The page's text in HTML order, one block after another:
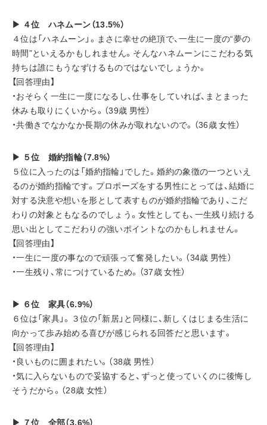
▶ ４位　ハネムーン（13.5%）
４位は「ハネムーン」。まさに幸せの絶頂で、一生に一度の“夢の
時間”といえるかもしれません。そんなハネムーンにこだわる気
持ちは誰にもうなずけるものではないでしょうか。
【回答理由】
・おそらく一生に一度になるし、仕事をしていれば、まとまった
休みも取りにくいから。（39歳 男性）
・共働きでなかなか長期の休みが取れないので。（36歳 女性）
▶ ５位　婚約指輪（7.8%）
５位に入ったのは「婚約指輪」でした。婚約の象徴の一つといえ
るのが婚約指輪です。プロポーズをする男性にとっては、結婚に
対する決意や想いを形として表すものが婚約指輪であり、こだ
わりの対象ともなるのでしょう。女性としても、一生残り続ける
思い出としてこだわりの強いポイントなのかもしれません。
【回答理由】
・一生に一度の事なので頑張って奮発したい。（34歳 男性）
・一生残り、常につけているため。（37歳 女性）
▶ ６位　家具（6.9%）
６位は「家具」。３位の「新居」と同様に、新しくはじまる生活に
向かって歩み始める喜びが感じられる回答だと思います。
【回答理由】
・良いものに囲まれたい。（38歳 男性）
・気に入らないもので妥協すると、ずっと使っていくのに後悔し
そうだから。（28歳 女性）
▶ ７位　全部（3.6%）